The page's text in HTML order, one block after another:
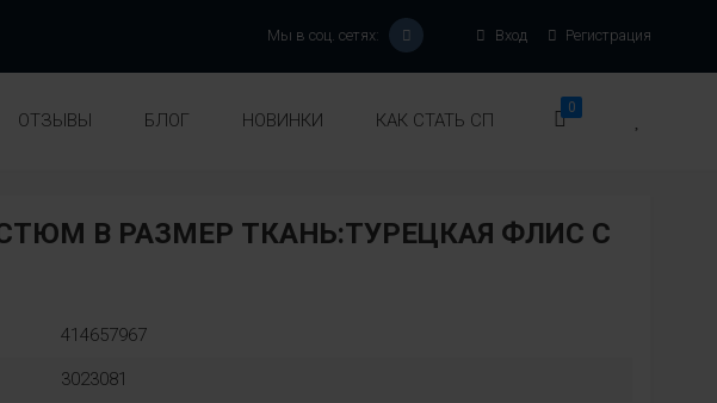
Вход Регистрация
Мы в соц. сетях:
ОТЗЫВЫ БЛОГ НОВИНКИ КАК СТАТЬ СП
0
В РАЗМЕР ТКАНЬ:ТУРЕЦКАЯ ФЛИС С
414657967
3023081